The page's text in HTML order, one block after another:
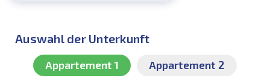
Auswahl der Unterkunft
Appartement 1 Appartement 2